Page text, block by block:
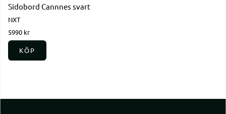
Sidobord Cannnes svart
NXT
5990 kr
KÖP